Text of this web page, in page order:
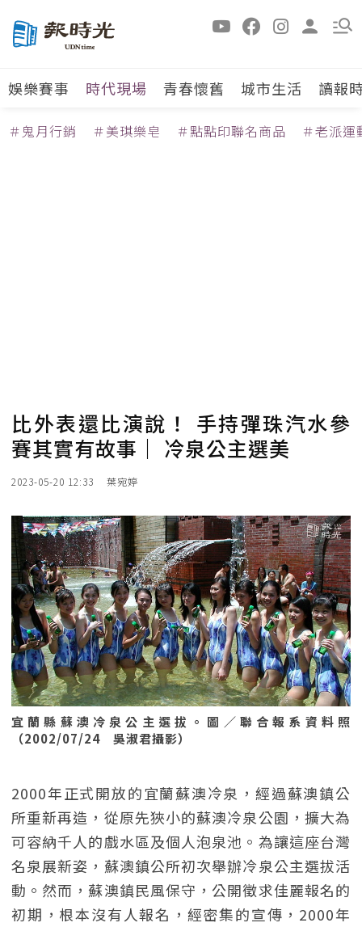
娛樂賽事 時代現場 青春懷舊 城市生活 讀報
＃鬼月行銷 ＃美琪樂皂 ＃點點印聯名商品 ＃老派運
比外表還比演說！ 手持彈珠汽水參
賽其實有故事｜ 冷泉公主選美
2023-05-20 12:33 葉宛婷
宜蘭縣蘇澳冷泉公主選拔。圖／聯合報系資料照
（2002/07/24 吳淑君攝影）
2000年正式開放的宜蘭蘇澳冷泉，經過蘇澳鎮公
所重新再造，從原先狹小的蘇澳冷泉公園，擴大為
可容納千人的戲水區及個人泡泉池。為讓這座台灣
名泉展新姿，蘇澳鎮公所初次舉辦冷泉公主選拔活
動。然而，蘇澳鎮民風保守，公開徵求佳麗報名的
初期，根本沒有人報名，經密集的宣傳，2000年